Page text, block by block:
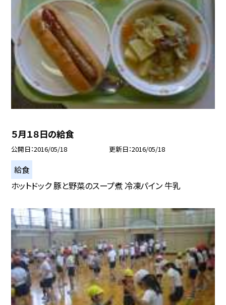
５月１８日の給食
公開日 2016/05/18 更新日 2016/05/18
給食
ホットドック 豚と野菜のスープ煮 冷凍パイン 牛乳